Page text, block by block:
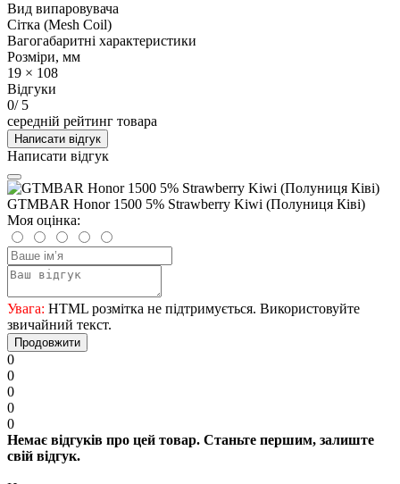
Вид випаровувача
Сітка (Mesh Coil)
Вагогабаритні характеристики
Розміри, мм
19 × 108
Відгуки
0/ 5
середній рейтинг товара
Написати відгук
Написати відгук
GTMBAR Honor 1500 5% Strawberry Kiwi (Полуниця Ківі)
Моя оцінка:
Увага: HTML розмітка не підтримується. Використовуйте
звичайний текст.
Продовжити
0
0
0
0
0
Немає відгуків про цей товар. Станьте першим, залиште
свій відгук.